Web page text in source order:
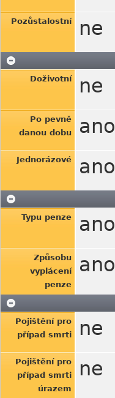
Pozůstalostní ne
Doživotní ne
Po pevně
danou dobu
ano
Jednorázové ano
Typu penze ano
Způsobu
vyplácení
penze
ano
Pojištění pro
případ smrti
ne
Pojištění pro
případ smrti
úrazem
ne